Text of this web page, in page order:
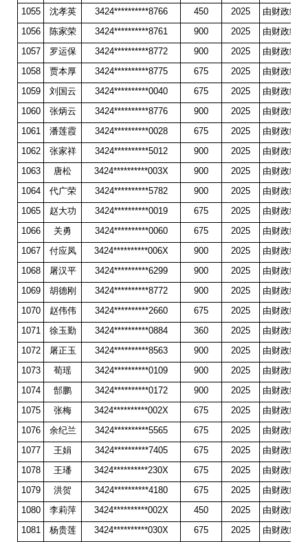
1055 沈孝英 3424**********8766 450 2025
由财政统
1056
陈家荣 3424**********8761 900 2025
由财政统
1057
罗运保 3424**********8772 900 2025
由财政统
1058
贾本厚 3424**********8775 675 2025
由财政统
1059
刘国云 3424**********0040 675 2025
由财政统
1060
张炳云 3424**********8776 900 2025
由财政统
1061
潘莲霞 3424**********0028 675 2025
由财政统
1062
张家祥 3424**********5012 900 2025
由财政统
1063
唐松 3424**********003X 900 2025
由财政统
1064
代广荣 3424**********5782 900 2025
由财政统
1065
赵大功 3424**********0019 675 2025
由财政统
1066
关勇 3424**********0060 675 2025
由财政统
1067
付应凤 3424**********006X 900 2025
由财政统
1068
屠汉平 3424**********6299 900 2025
由财政统
1069
胡德刚 3424**********8772 900 2025
由财政统
1070
赵伟伟 3424**********2660 675 2025
由财政统
1071
徐玉勤 3424**********0884 360 2025
由财政统
1072
屠正玉 3424**********8563 900 2025
由财政统
1073
荀瑶 3424**********0109 900 2025
由财政统
1074
郜鹏 3424**********0172 900 2025
由财政统
1075
张梅 3424**********002X 675 2025
由财政统
1076
余纪兰 3424**********5565 675 2025
由财政统
1077
王娟 3424**********7405 675 2025
由财政统
1078
王璠 3424**********230X 675 2025
由财政统
1079
洪贺 3424**********4180 675 2025
由财政统
1080
李莉萍 3424**********002X 450 2025
由财政统
1081
杨贵莲 3424**********030X 675 2025
由财政统